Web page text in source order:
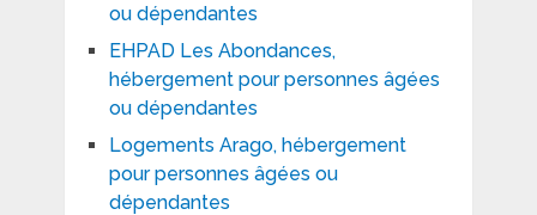
ou dépendantes
EHPAD Les Abondances,
hébergement pour personnes âgées
ou dépendantes
Logements Arago, hébergement
pour personnes âgées ou
dépendantes